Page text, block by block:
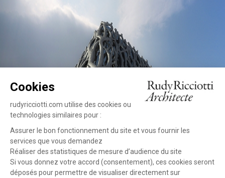
Cookies
rudyricciotti.com utilise des cookies ou
technologies similaires pour :
Assurer le bon fonctionnement du site et vous fournir les
services que vous demandez
Réaliser des statistiques de mesure d’audience du site
Si vous donnez votre accord (consentement), ces cookies seront
déposés pour permettre de visualiser directement sur